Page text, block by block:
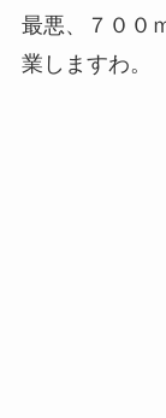
最悪、７００
業しますわ。